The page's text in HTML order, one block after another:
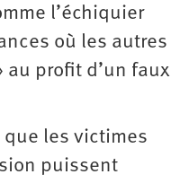
l’échiquier
où les autres
au profit d’un faux
les victimes
puissent